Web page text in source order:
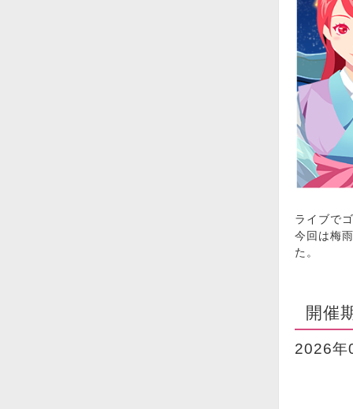
ライブで
今回は梅
た。
開催
2026年